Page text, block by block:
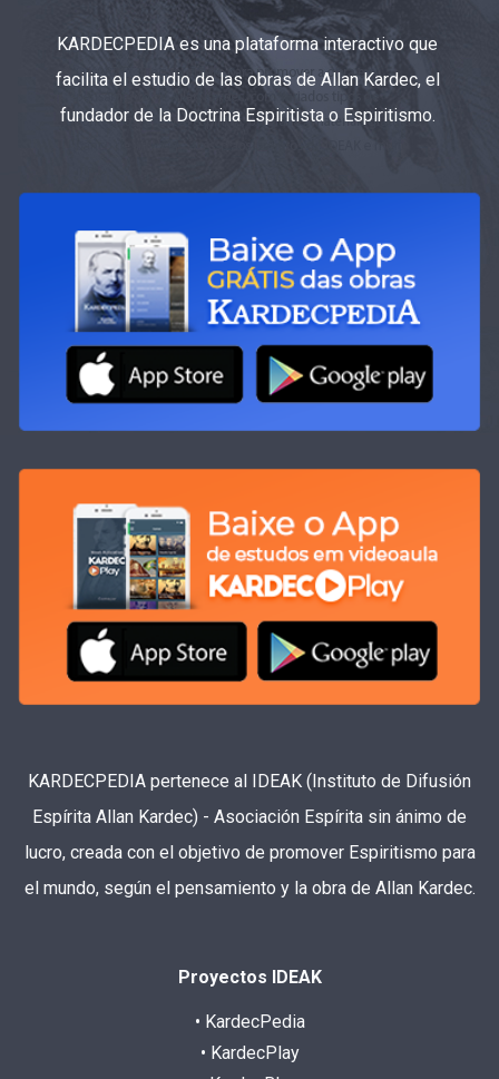
KARDECPEDIA es una plataforma interactivo que
facilita el estudio de las obras de Allan Kardec, el
fundador de la Doctrina Espiritista o Espiritismo.
KARDECPEDIA pertenece al IDEAK (Instituto de Difusión
Espírita Allan Kardec) - Asociación Espírita sin ánimo de
lucro, creada con el objetivo de promover Espiritismo para
el mundo, según el pensamiento y la obra de Allan Kardec.
Proyectos IDEAK
• KardecPedia
• KardecPlay